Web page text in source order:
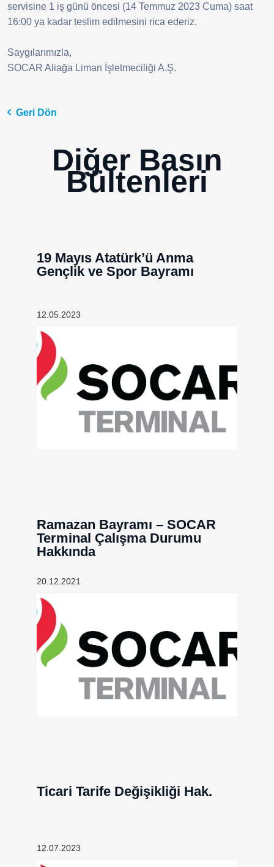
servisine 1 iş günü öncesi (14 Temmuz 2023 Cuma) saat
16:00 ya kadar teslim edilmesini rica ederiz.
Saygılarımızla,
SOCAR Aliağa Liman İşletmeciliği A.Ş.
Geri Dön
Diğer Basın
Bültenleri
19 Mayıs Atatürk’ü Anma
Gençlik ve Spor Bayramı
12.05.2023
Ramazan Bayramı – SOCAR
Terminal Çalışma Durumu
Hakkında
20.12.2021
Ticari Tarife Değişikliği Hak.
12.07.2023